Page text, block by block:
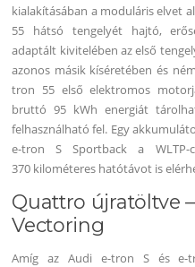
kialakításában a moduláris elvet
55 hátsó tengelyét hajtó,
adaptált kivitelében az első
azonos másik kíséretében és
tron 55 első elektromos
bruttó 95 kWh energiát
felhasználható fel. Egy
e-tron S Sportback a
370 kilométeres hatótávot is
Quattro újratöltve
Vectoring
Amíg az Audi e-tron S és e-